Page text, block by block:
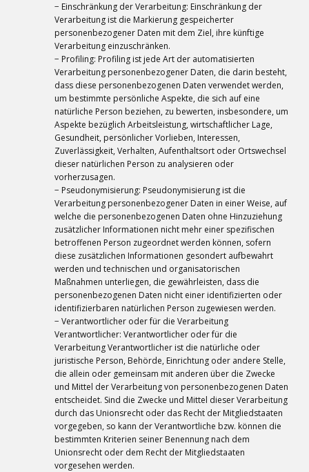
− Einschränkung der Verarbeitung: Einschränkung der
Verarbeitung ist die Markierung gespeicherter
personenbezogener Daten mit dem Ziel, ihre künftige
Verarbeitung einzuschränken.
− Profiling: Profiling ist jede Art der automatisierten
Verarbeitung personenbezogener Daten, die darin besteht,
dass diese personenbezogenen Daten verwendet werden,
um bestimmte persönliche Aspekte, die sich auf eine
natürliche Person beziehen, zu bewerten, insbesondere, um
Aspekte bezüglich Arbeitsleistung, wirtschaftlicher Lage,
Gesundheit, persönlicher Vorlieben, Interessen,
Zuverlässigkeit, Verhalten, Aufenthaltsort oder Ortswechsel
dieser natürlichen Person zu analysieren oder
vorherzusagen.
− Pseudonymisierung: Pseudonymisierung ist die
Verarbeitung personenbezogener Daten in einer Weise, auf
welche die personenbezogenen Daten ohne Hinzuziehung
zusätzlicher Informationen nicht mehr einer spezifischen
betroffenen Person zugeordnet werden können, sofern
diese zusätzlichen Informationen gesondert aufbewahrt
werden und technischen und organisatorischen
Maßnahmen unterliegen, die gewährleisten, dass die
personenbezogenen Daten nicht einer identifizierten oder
identifizierbaren natürlichen Person zugewiesen werden.
− Verantwortlicher oder für die Verarbeitung
Verantwortlicher: Verantwortlicher oder für die
Verarbeitung Verantwortlicher ist die natürliche oder
juristische Person, Behörde, Einrichtung oder andere Stelle,
die allein oder gemeinsam mit anderen über die Zwecke
und Mittel der Verarbeitung von personenbezogenen Daten
entscheidet. Sind die Zwecke und Mittel dieser Verarbeitung
durch das Unionsrecht oder das Recht der Mitgliedstaaten
vorgegeben, so kann der Verantwortliche bzw. können die
bestimmten Kriterien seiner Benennung nach dem
Unionsrecht oder dem Recht der Mitgliedstaaten
vorgesehen werden.